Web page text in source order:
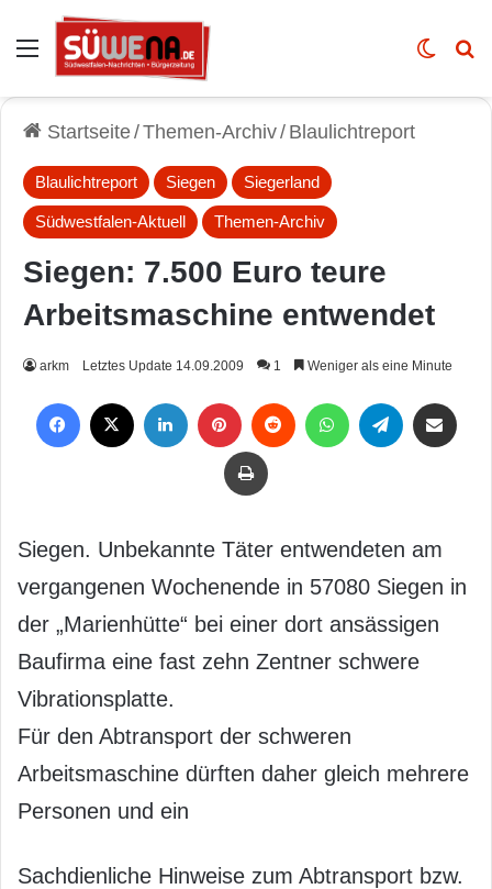
Auswahl Skin
Startseite/Themen-Archiv/ Blaulichtreport
Blaulichtreport Siegen Siegerland
Südwestfalen-Aktuell Themen-Archiv
Siegen: 7.500 Euro teure
Arbeitsmaschine entwendet
arkm Letztes Update 14.09.2009 1 Weniger als eine Minute
Drucken
Siegen. Unbekannte Täter entwendeten am
vergangenen Wochenende in 57080 Siegen in
der „Marienhütte“ bei einer dort ansässigen
Baufirma eine fast zehn Zentner schwere
Vibrationsplatte.
Für den Abtransport der schweren
Arbeitsmaschine dürften daher gleich mehrere
Personen und ein
Sachdienliche Hinweise zum Abtransport bzw.